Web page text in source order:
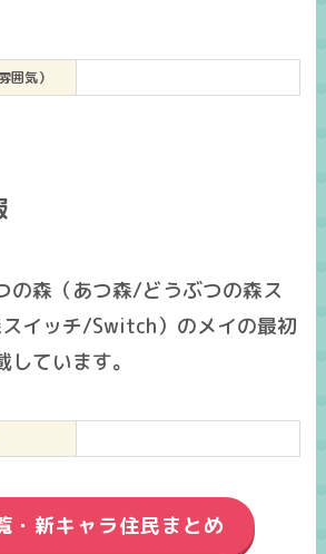
囲気）
の森（あつ森/どうぶつの森ス
イッチ/Switch）のメイの最初
ています。
・新キャラ住民まとめ